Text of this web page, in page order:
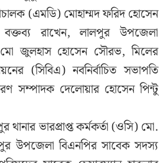
(এমডি) মোহাম্মদ ফরিদ হোসেন
বক্তব্য রাখেন, লালপুর উপজেলা
জুলহাস হোসেন সৌরভ, মিলের
(সিবিএ) নবনির্বাচিত সভাপতি
সম্পাদক দেলোয়ার হোসেন পিন্টু
থানার ভারপ্রাপ্ত কর্মকর্তা (ওসি) মো.
উপজেলা বিএনপির সাবেক সদস্য